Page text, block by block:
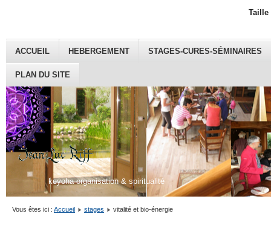
keyoha organisation & spiritualité
ACCUEIL HEBERGEMENT STAGES-CURES-SÉMINAIRES
PLAN DU SITE
Taille
Vous êtes ici : Accueil stages vitalité et bio-énergie